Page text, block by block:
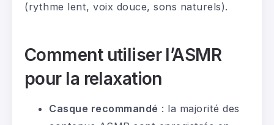
(rythme lent, voix douce, sons naturels).
Comment utiliser l’ASMR
pour la relaxation
Casque recommandé : la majorité des